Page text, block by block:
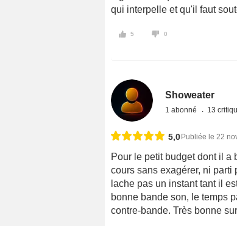
qui interpelle et qu'il faut
5 0
Showeater
1 abonné 13
5,0 Publiée le 22
Pour le petit budget dont il a
cours sans exagérer, ni
lache pas un instant tant il
bonne bande son, le temps
contre-bande. Très bonne